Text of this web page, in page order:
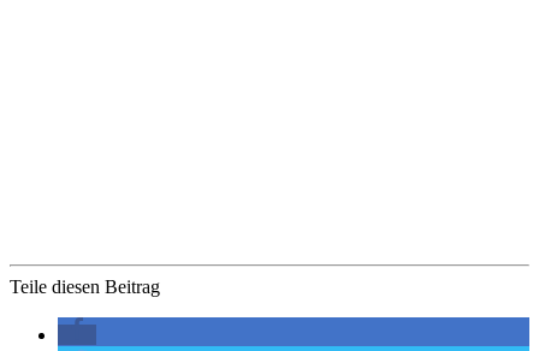
Teile diesen Beitrag